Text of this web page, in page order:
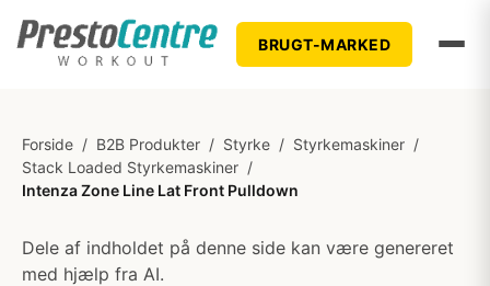
BRUGT-MARKED
Forside / B2B Produkter / Styrke / Styrkemaskiner /
Stack Loaded Styrkemaskiner /
Intenza Zone Line Lat Front Pulldown
Dele af indholdet på denne side kan være genereret
med hjælp fra AI.